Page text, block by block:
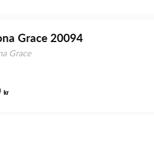
Grace 20094
Grace
kr